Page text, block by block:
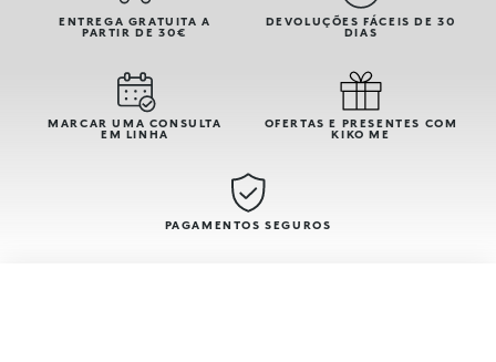
ENTREGA GRATUITA A
PARTIR DE 30€
DEVOLUÇÕES FÁCEIS DE 30
DIAS
MARCAR UMA CONSULTA
EM LINHA
OFERTAS E PRESENTES COM
KIKO ME
PAGAMENTOS SEGUROS